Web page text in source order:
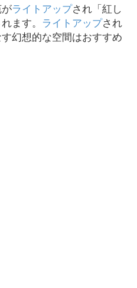
ライトアップされ「紅し
ます。 ライトアップされ
幻想的な空間はおすすめ